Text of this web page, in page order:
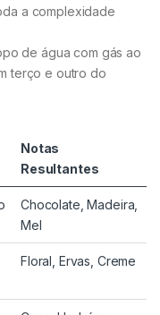
a complexidade
de água com gás ao
terço e outro do
Notas
Resultantes
Chocolate, Madeira,
Mel
Floral, Ervas, Creme